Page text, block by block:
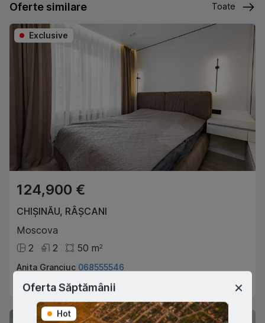
Oferte similare Toate
Exclusive
124,900 €
CHIȘINĂU, RÂȘCANI
Moscova
2
2 50 m2
Anita Granciuc 068555546
Agent imobiliar
Oferta Săptămânii
Hot Hot